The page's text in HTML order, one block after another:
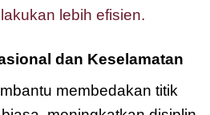
lebih efisien.
dan Keselamatan
membedakan titik